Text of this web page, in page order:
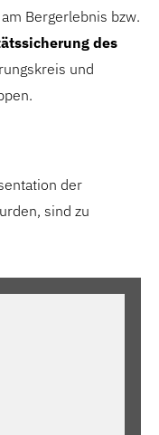
Bergerlebnis bzw.
des
und
der
sind zu